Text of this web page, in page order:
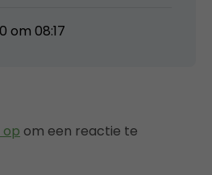
om 08:17
op om een reactie te